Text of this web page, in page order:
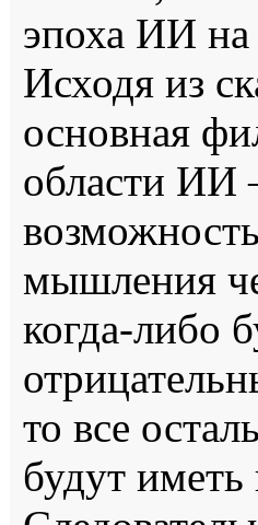
эпоха ИИ на
Исходя из
основная
области ИИ
мышления
когда-либо
то все
будут